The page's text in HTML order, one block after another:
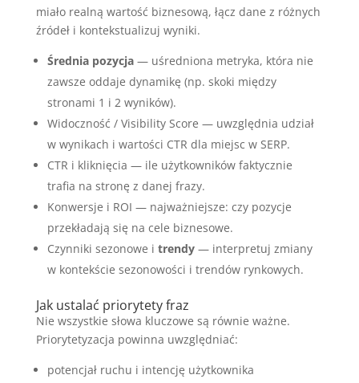
miało realną wartość biznesową, łącz dane z różnych
źródeł i kontekstualizuj wyniki.
Średnia pozycja— uśredniona metryka, która nie
zawsze oddaje dynamikę (np. skoki między
stronami 1 i 2 wyników).
Widoczność / Visibility Score — uwzględnia udział
w wynikach i wartości CTR dla miejsc w SERP.
CTR i kliknięcia — ile użytkowników faktycznie
trafia na stronę z danej frazy.
Konwersje i ROI — najważniejsze: czy pozycje
przekładają się na cele biznesowe.
Czynniki sezonowe i trendy— interpretuj zmiany
w kontekście sezonowości i trendów rynkowych.
Jak ustalać priorytety fraz
Nie wszystkie słowa kluczowe są równie ważne.
Priorytetyzacja powinna uwzględniać:
potencjał ruchu i intencję użytkownika